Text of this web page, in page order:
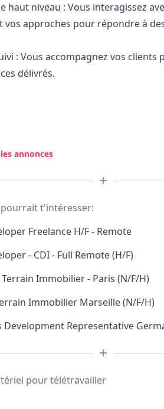
haut niveau : Vous interagissez
vos approches pour répondre à
: Vous accompagnez vos
délivrés.
annonces
t'intéresser:
Freelance H/F - Remote
- CDI - Full Remote (H/F)
Immobilier - Paris (N/F/H)
Immobilier Marseille (N/F/H)
Development Representative
pour télétravailler